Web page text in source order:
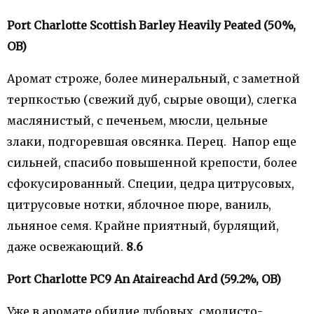
Port Charlotte Scottish Barley Heavily Peated (50%,
OB)
Аромат строже, более минеральный, с заметной
терпкостью (свежий дуб, сырые овощи), слегка
маслянистый, с печеньем, мюсли, цельные
злаки, подгоревшая овсянка. Перец. Напор еще
сильней, спасибо повышенной крепости, более
сфокусированный. Специи, цедра цитрусовых,
цитрусовые нотки, яблочное пюре, ваниль,
льняное семя. Крайне приятный, бурлящий,
даже освежающий. 8.6
Port Charlotte PC9 An Ataireachd Ard (59.2%, OB)
Уже в аромате обилие дубовых, смолисто-